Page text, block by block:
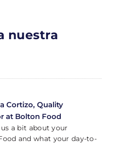
nuestra
Cortizo, Quality
at Bolton Food
a bit about your
and what your day-to-